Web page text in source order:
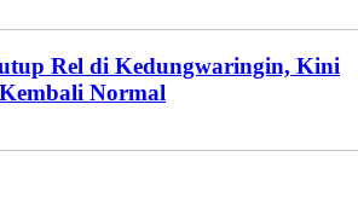
Rel di Kedungwaringin, Kini
Normal